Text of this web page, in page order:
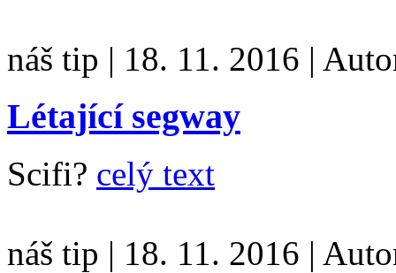
náš tip | 18. 11. 2016 |
Létající segway
Scifi? celý text
náš tip | 18. 11. 2016 |